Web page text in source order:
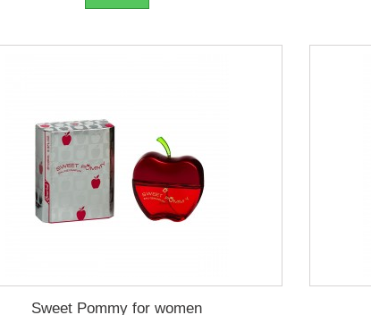
Sweet Pommy for women